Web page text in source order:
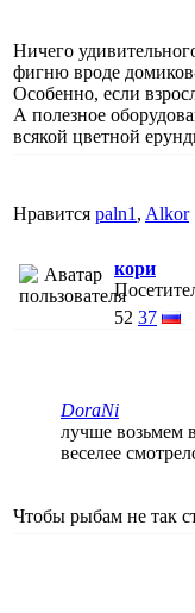
Ничего
фигню вроде
Особенно, если
А полезное
всякой цветной
Нравится paln1 , Alkor
кори
52 37
DoraNi
лучше возьмем
веселее
Чтобы рыбам не так